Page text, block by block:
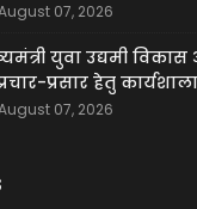
07, 2026
युवा उद्यमी
प्रसार हेतु
07, 2026